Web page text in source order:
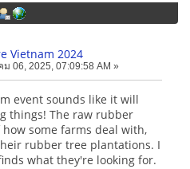
Vietnam 2024
06, 2025, 07:09:58 AM »
event sounds like it will
things! The raw rubber
some farms deal with,
rubber tree plantations. I
what they're looking for.